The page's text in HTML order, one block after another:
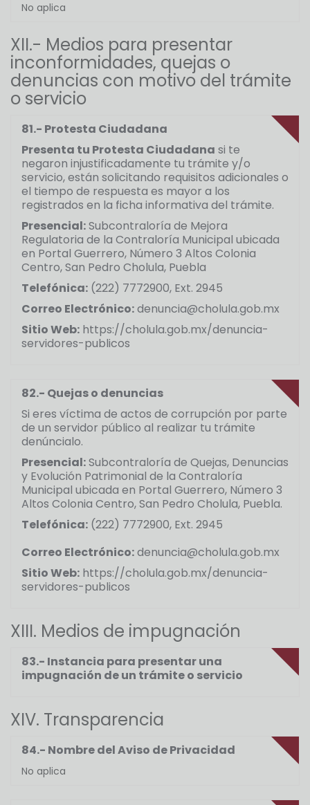
No aplica
XII.- Medios para presentar
inconformidades, quejas o
denuncias con motivo del trámite
o servicio
81.- Protesta Ciudadana
Presenta tu Protesta Ciudadana si te
negaron injustificadamente tu trámite y/o
servicio, están solicitando requisitos adicionales o
el tiempo de respuesta es mayor a los
registrados en la ficha informativa del trámite.
Presencial:Subcontraloría de Mejora
Regulatoria de la Contraloría Municipal ubicada
en Portal Guerrero, Número 3 Altos Colonia
Centro, San Pedro Cholula, Puebla
Telefónica: (222) 7772900, Ext. 2945
Correo Electrónico:denuncia@cholula.gob.mx
Sitio Web: https://cholula.gob.mx/denuncia-
servidores-publicos
82.- Quejas o denuncias
Si eres víctima de actos de corrupción por parte
de un servidor público al realizar tu trámite
denúncialo.
Presencial:Subcontraloría de Quejas, Denuncias
y Evolución Patrimonial de la Contraloría
Municipal ubicada en Portal Guerrero, Número 3
Altos Colonia Centro, San Pedro Cholula, Puebla.
Telefónica: (222) 7772900, Ext. 2945
Correo Electrónico:denuncia@cholula.gob.mx
Sitio Web: https://cholula.gob.mx/denuncia-
servidores-publicos
XIII. Medios de impugnación
83.- Instancia para presentar una
impugnación de un trámite o servicio
XIV. Transparencia
84.- Nombre del Aviso de Privacidad
No aplica